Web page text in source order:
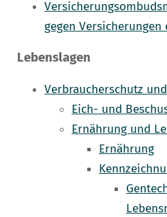
gegen Versicherungen
Lebenslagen
Verbraucherschutz
Eich- und
Ernährung und
Ernährung